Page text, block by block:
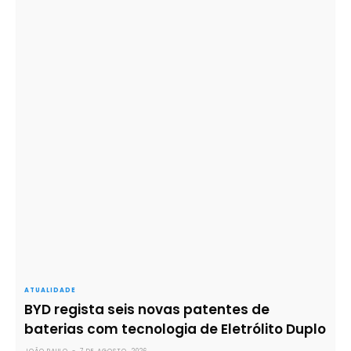
ATUALIDADE
BYD regista seis novas patentes de
baterias com tecnologia de Eletrólito Duplo